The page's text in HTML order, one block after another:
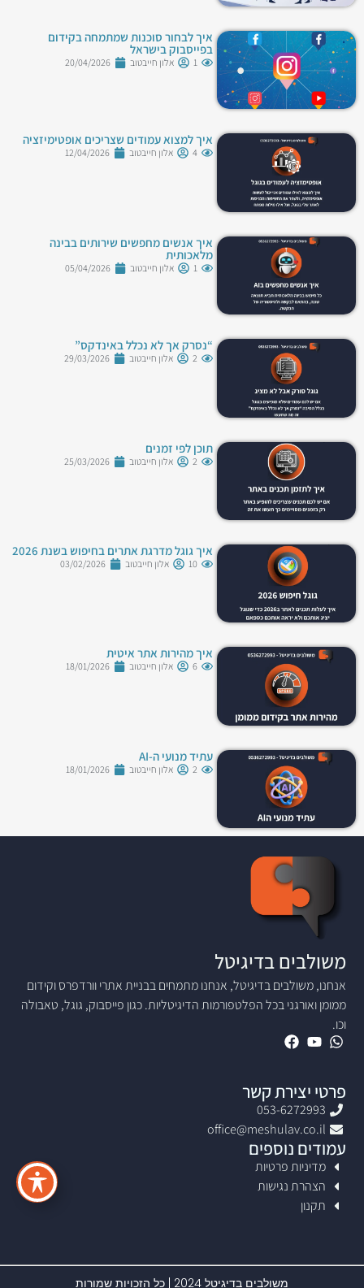
איך לבחור סוכנות שמתמחה בקידום
בפייסבוק בישראל
1 אלון חייבטוב 20/04/2026
איך למצוא עמודים שצריכים אופטימיזציה
4 אלון חייבטוב 12/04/2026
איך אנשים מחפשים שירותים בבינה
מלאכותית
1 אלון חייבטוב 05/04/2026
“נסרק אך לא נכלל באינדקס”
2 אלון חייבטוב 29/03/2026
תוכן לפי זמנים
2 אלון חייבטוב 25/03/2026
איך גוגל מדרגת אתרים בחיפוש בשנת 2026
10 אלון חייבטוב 03/02/2026
איך מהירות אתר איטית
6 אלון חייבטוב 18/01/2026
עתיד מנועי ה-AI
2 אלון חייבטוב 18/01/2026
משולבים בדיגיטל
אנחנו, משולבים בדיגיטל, אנחנו מתמחים בבניית אתרי וורדפרס וקידום
ממומן ואורגני בכל הפלטפורמות הדיגיטליות. כגון פייסבוק, גוגל, טאבולה
וכו.
פרטי יצירת קשר
053-6272993
office@meshulav.co.il
עמודים נוספים
מדיניות פרטיות
הצהרת נגישות
תקנון
משולבים בדיגיטל 2024 | כל הזכויות שמורות